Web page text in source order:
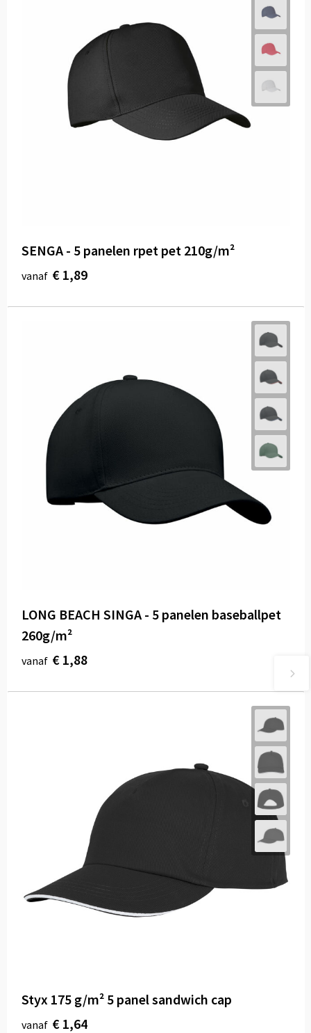
SENGA - 5 panelen rpet pet 210g/m²
vanaf € 1,89
LONG BEACH SINGA - 5 panelen baseballpet
260g/m²
vanaf € 1,88
Styx 175 g/m² 5 panel sandwich cap
vanaf € 1,64